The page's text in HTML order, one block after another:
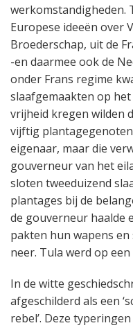
werkomstandigheden.
Europese ideeën over
Broederschap, uit de
-en daarmee ook de
onder Frans regime
slaafgemaakten op
vrijheid kregen wilden
vijftig
eigenaar, maar die
gouverneur van het
sloten tweeduizend
plantages bij de
de gouverneur haalde
pakten hun wapens
neer. Tula werd op
In de witte
afgeschilderd als een
rebel’. Deze